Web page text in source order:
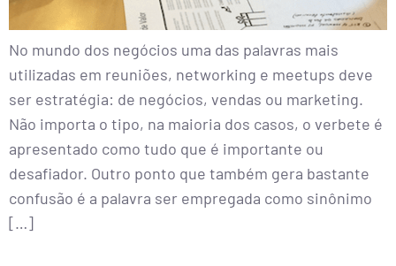
No mundo dos negócios uma das palavras mais
utilizadas em reuniões, networking e meetups deve
ser estratégia: de negócios, vendas ou marketing.
Não importa o tipo, na maioria dos casos, o verbete é
apresentado como tudo que é importante ou
desafiador. Outro ponto que também gera bastante
confusão é a palavra ser empregada como sinônimo
[…]